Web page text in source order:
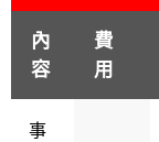
內
容
費
用
事